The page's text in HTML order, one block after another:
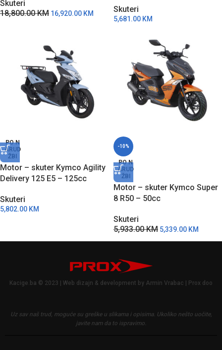
Skuteri
18,800.00KM 16,920.00 KM Skuteri
5,681.00 KM
PO N
ARUD
ŽBI
Motor – skuter Kymco Agility
Delivery 125 E5 – 125cc
Skuteri
5,802.00 KM
-10%
PO N
ARUD
ŽBI
Motor – skuter Kymco Super
8 R50 – 50cc
Skuteri
5,933.00KM 5,339.00 KM
Kacige.ba © 2023 | Web dizajn & development by Armin Vrabac | Prox doo
Uz sav naš trud, moguće su greške u slikama i opisima. Ukoliko nešto uočite,
javite nam da to ispravimo.